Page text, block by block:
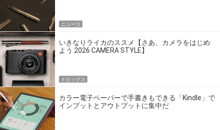
ニュース
いきなりライカのススメ【さあ、カメラをはじめ
よう 2026 CAMERA STYLE】
トピックス
カラー電子ペーパーで手書きもできる「Kindle」で
インプットとアウトプットに集中だ